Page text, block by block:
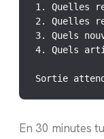
1. Quelles
2. Quelles
3. Quels
4. Quels
Sortie
En 30 minutes